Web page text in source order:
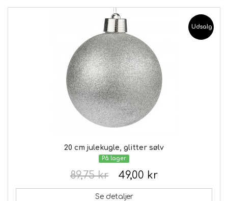
Udsalg
20 cm julekugle, glitter sølv
På lager
49,00 kr
89,75 kr
Se detaljer